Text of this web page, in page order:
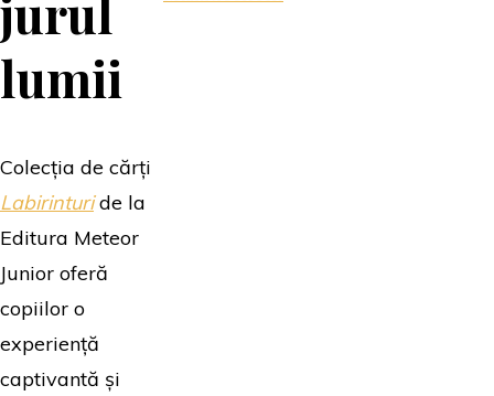
lumii
Colecția de cărți
Labirinturi de la
Editura Meteor
Junior oferă
copiilor o
experiență
captivantă și